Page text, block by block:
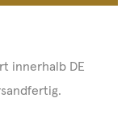
innerhalb DE